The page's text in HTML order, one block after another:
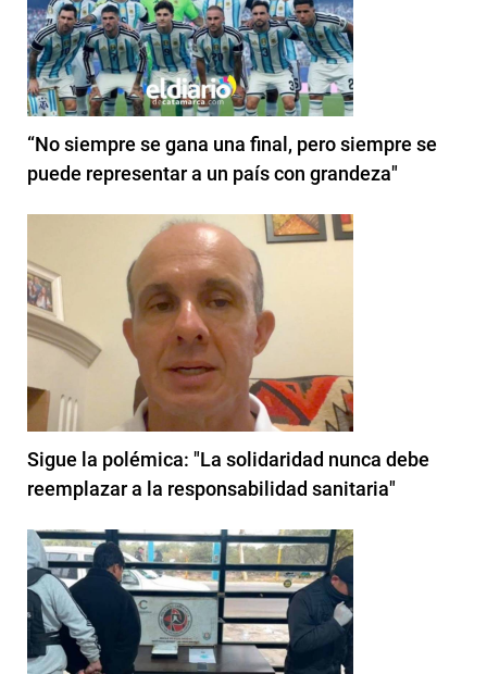
“No siempre se gana una final, pero siempre se
puede representar a un país con grandeza"
Sigue la polémica: "La solidaridad nunca debe
reemplazar a la responsabilidad sanitaria"